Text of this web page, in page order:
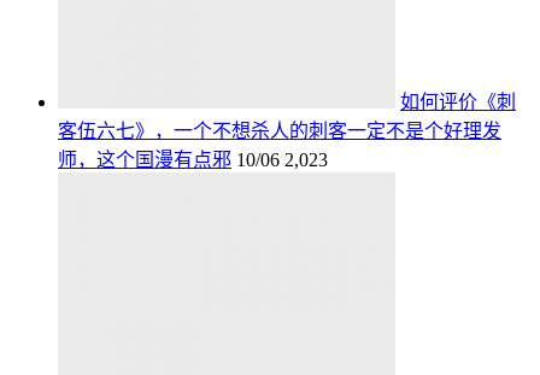
如何评价《刺
客伍六七》，一个不想杀人的刺客一定不是个好理发
师，这个国漫有点邪 10/06 2,023